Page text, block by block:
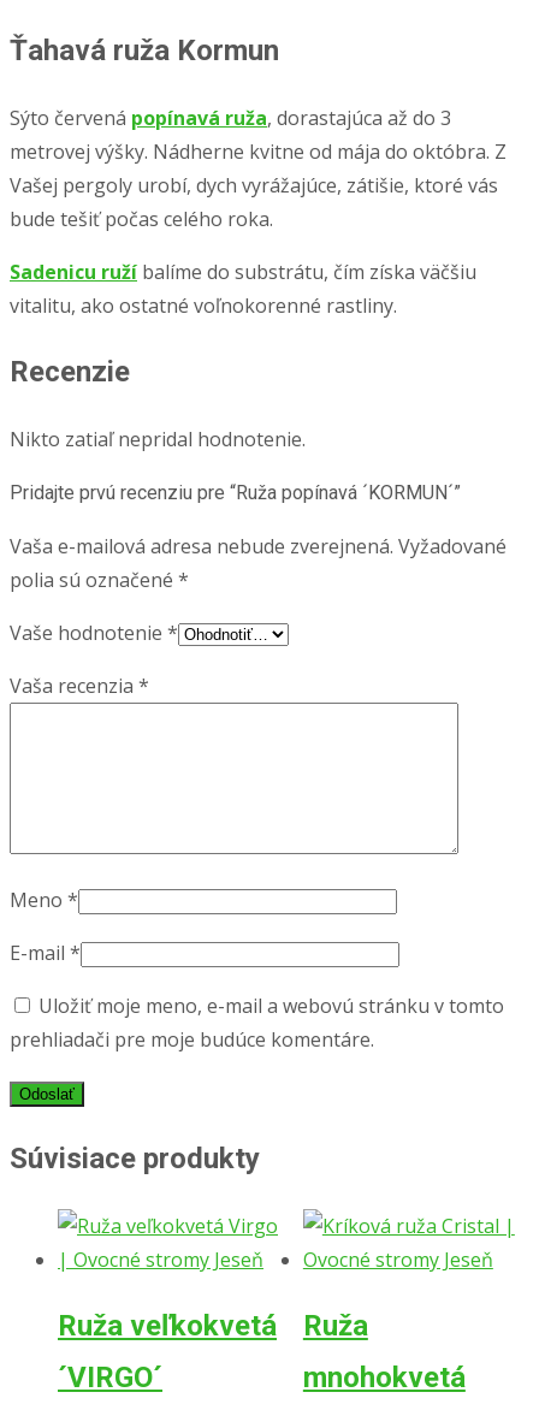
Ťahavá ruža Kormun
Sýto červená popínavá ruža, dorastajúca až do 3
metrovej výšky. Nádherne kvitne od mája do októbra. Z
Vašej pergoly urobí, dych vyrážajúce, zátišie, ktoré vás
bude tešiť počas celého roka.
Sadenicu ruží balíme do substrátu, čím získa väčšiu
vitalitu, ako ostatné voľnokorenné rastliny.
Recenzie
Nikto zatiaľ nepridal hodnotenie.
Pridajte prvú recenziu pre “Ruža popínavá ´KORMUN´”
Vaša e-mailová adresa nebude zverejnená. Vyžadované
polia sú označené *
Vaše hodnotenie *
Vaša recenzia *
Meno *
E-mail *
Uložiť moje meno, e-mail a webovú stránku v tomto
prehliadači pre moje budúce komentáre.
Súvisiace produkty
Ruža veľkokvetá
´VIRGO´
Ruža
mnohokvetá